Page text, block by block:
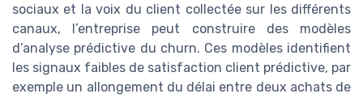
sociaux et la voix du client collectée sur les différents
canaux, l’entreprise peut construire des modèles
d’analyse prédictive du churn. Ces modèles identifient
les signaux faibles de satisfaction client prédictive, par
exemple un allongement du délai entre deux achats de